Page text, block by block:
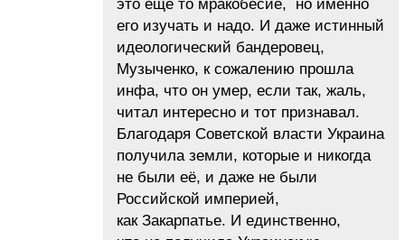
это ещё то мракобесие, но именно
его изучать и надо. И даже истинный
идеологический бандеровец,
Музыченко, к сожалению прошла
инфа, что он умер, если так, жаль,
читал интересно и тот признавал.
Благодаря Советской власти Украина
получила земли, которые и никогда
не были её, и даже не были
Российской империей,
как Закарпатье. И единственно,